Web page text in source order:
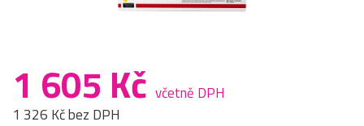
1 605 Kč včetně DPH
1 326 Kč bez DPH